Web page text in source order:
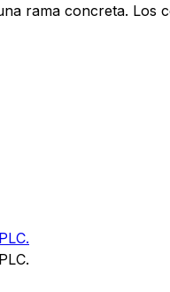
rama concreta. Los